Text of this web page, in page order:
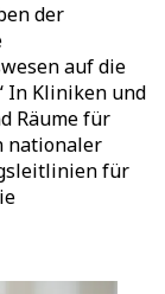
der
auf die
In Kliniken und
Räume für
nationaler
für